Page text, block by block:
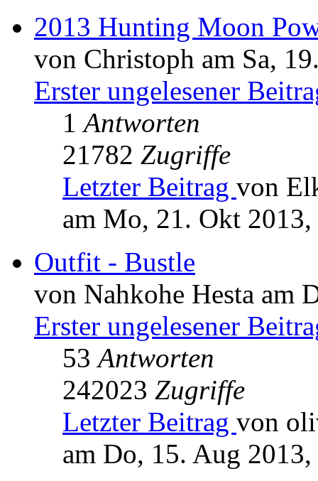
2013 Hunting Moon
von Christoph am Sa,
Erster ungelesener
1Antworten
21782 Zugriffe
Letzter Beitrag von
am Mo, 21. Okt
Outfit - Bustle
von Nahkohe Hesta am
Erster ungelesener
53Antworten
242023 Zugriffe
Letzter Beitrag von
am Do, 15. Aug